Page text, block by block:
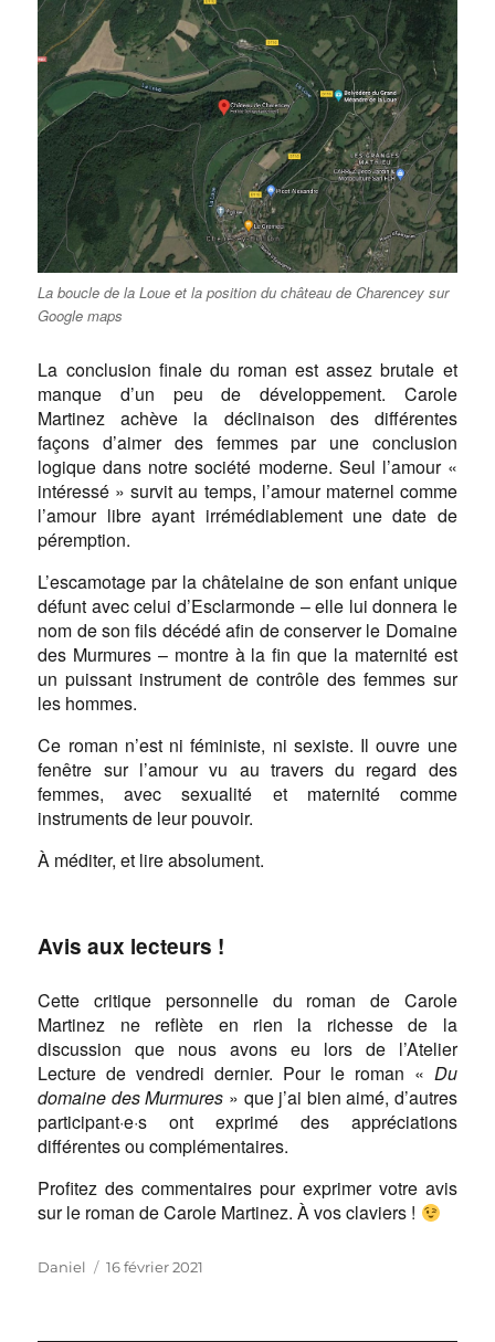
La boucle de la Loue et la position du château de Charencey sur
Google maps
La conclusion finale du roman est assez brutale et
manque d’un peu de développement. Carole
Martinez achève la déclinaison des différentes
façons d’aimer des femmes par une conclusion
logique dans notre société moderne. Seul l’amour «
intéressé » survit au temps, l’amour maternel comme
l’amour libre ayant irrémédiablement une date de
péremption.
L’escamotage par la châtelaine de son enfant unique
défunt avec celui d’Esclarmonde – elle lui donnera le
nom de son fils décédé afin de conserver le Domaine
des Murmures – montre à la fin que la maternité est
un puissant instrument de contrôle des femmes sur
les hommes.
Ce roman n’est ni féministe, ni sexiste. Il ouvre une
fenêtre sur l’amour vu au travers du regard des
femmes, avec sexualité et maternité comme
instruments de leur pouvoir.
À méditer, et lire absolument.
Avis aux lecteurs !
Cette critique personnelle du roman de Carole
Martinez ne reflète en rien la richesse de la
discussion que nous avons eu lors de l’Atelier
Lecture de vendredi dernier. Pour le roman « Du
domaine des Murmures » que j’ai bien aimé, d’autres
participant·e·s ont exprimé des appréciations
différentes ou complémentaires.
Profitez des commentaires pour exprimer votre avis
sur le roman de Carole Martinez. À vos claviers !
Auteur
Daniel
Publié
16 février 2021